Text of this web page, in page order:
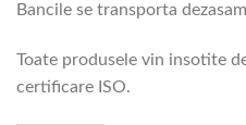
Bancile se transporta
Toate produsele vin insotite
certificare ISO.